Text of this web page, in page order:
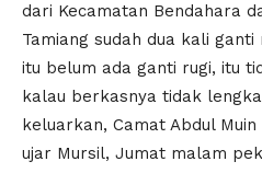
dari Kecamatan Bendahara
Tamiang sudah dua kali ganti
itu belum ada ganti rugi, itu
kalau berkasnya tidak
keluarkan, Camat Abdul Muin
ujar Mursil, Jumat malam